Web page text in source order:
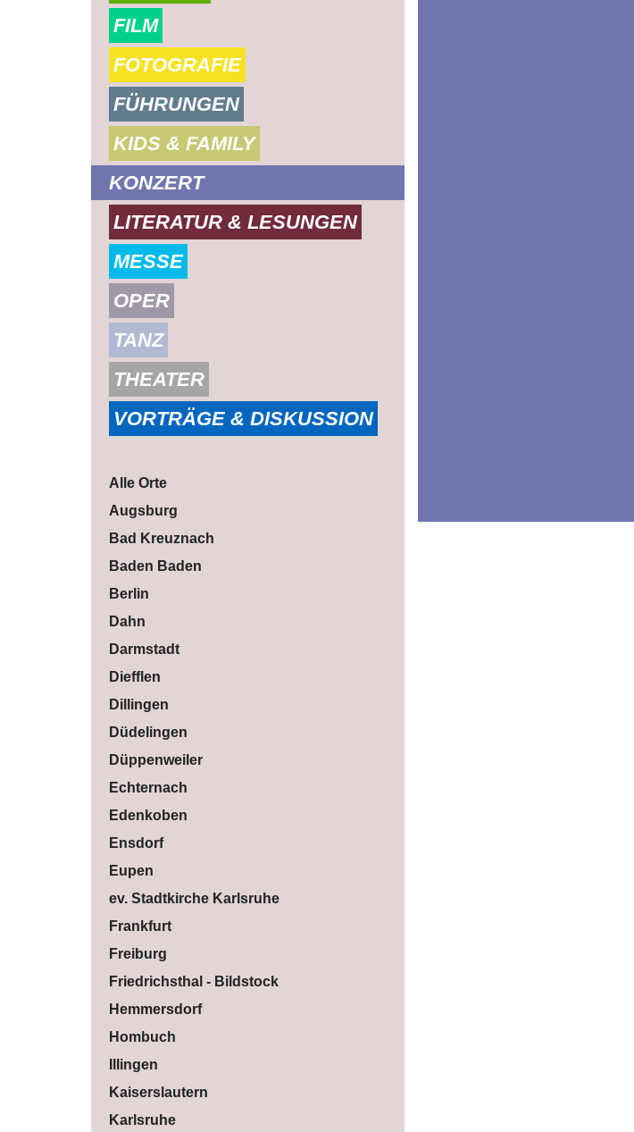
FILM
FOTOGRAFIE
FÜHRUNGEN
KIDS & FAMILY
KONZERT
LITERATUR & LESUNGEN
MESSE
OPER
TANZ
THEATER
VORTRÄGE & DISKUSSION
Alle Orte
Augsburg
Bad Kreuznach
Baden Baden
Berlin
Dahn
Darmstadt
Diefflen
Dillingen
Düdelingen
Düppenweiler
Echternach
Edenkoben
Ensdorf
Eupen
ev. Stadtkirche Karlsruhe
Frankfurt
Freiburg
Friedrichsthal - Bildstock
Hemmersdorf
Hombuch
Illingen
Kaiserslautern
Karlsruhe